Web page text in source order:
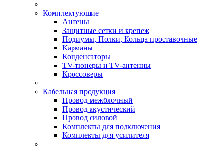
Комплектующие
Антены
Защитные сетки и крепеж
Подиумы, Полки, Кольца проставочные
Карманы
Конденсаторы
TV-тюнеры и TV-антенны
Кроссоверы
Кабельная продукция
Провод межблочный
Провод акустический
Провод силовой
Комплекты для подключения
Комплекты для усилителя